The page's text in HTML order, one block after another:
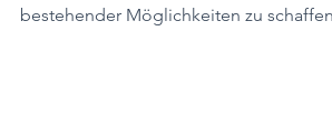
bestehender Möglichkeiten zu